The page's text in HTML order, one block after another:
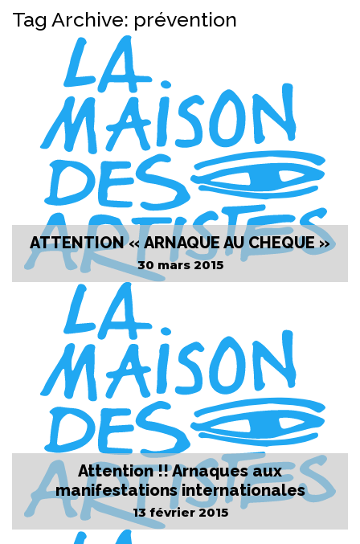
Tag Archive: prévention
ATTENTION « ARNAQUE AU CHEQUE »
30 mars 2015
Attention !! Arnaques aux
manifestations internationales
13 février 2015